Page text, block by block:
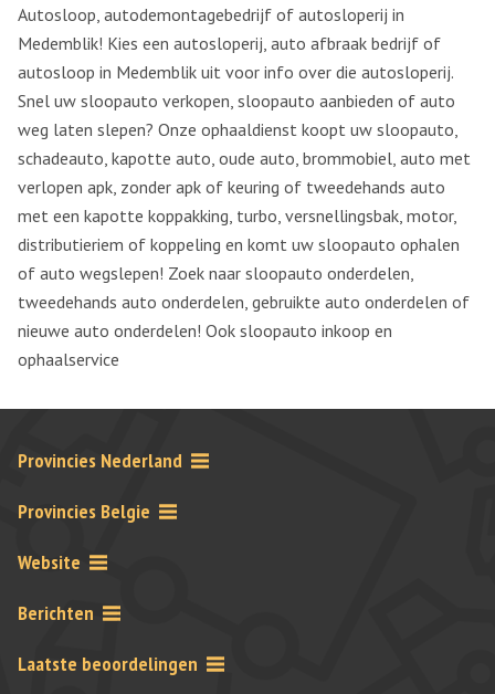
Autosloop, autodemontagebedrijf of autosloperij in
Medemblik! Kies een autosloperij, auto afbraak bedrijf of
autosloop in Medemblik uit voor info over die autosloperij.
Snel uw sloopauto verkopen, sloopauto aanbieden of auto
weg laten slepen? Onze ophaaldienst koopt uw sloopauto,
schadeauto, kapotte auto, oude auto, brommobiel, auto met
verlopen apk, zonder apk of keuring of tweedehands auto
met een kapotte koppakking, turbo, versnellingsbak, motor,
distributieriem of koppeling en komt uw sloopauto ophalen
of auto wegslepen! Zoek naar sloopauto onderdelen,
tweedehands auto onderdelen, gebruikte auto onderdelen of
nieuwe auto onderdelen! Ook sloopauto inkoop en
ophaalservice
Provincies Nederland
Provincies Belgie
Website
Berichten
Laatste beoordelingen